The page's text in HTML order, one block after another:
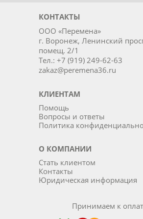
КОНТАКТЫ
ООО «Перемена»
г. Воронеж, Ленинский
помещ. 2/1
Тел.: +7 (919) 249-62-63
zakaz@peremena36.ru
КЛИЕНТАМ
Помощь
Вопросы и ответы
Политика
О КОМПАНИИ
Стать клиентом
Контакты
Юридическая информация
Принимаем к